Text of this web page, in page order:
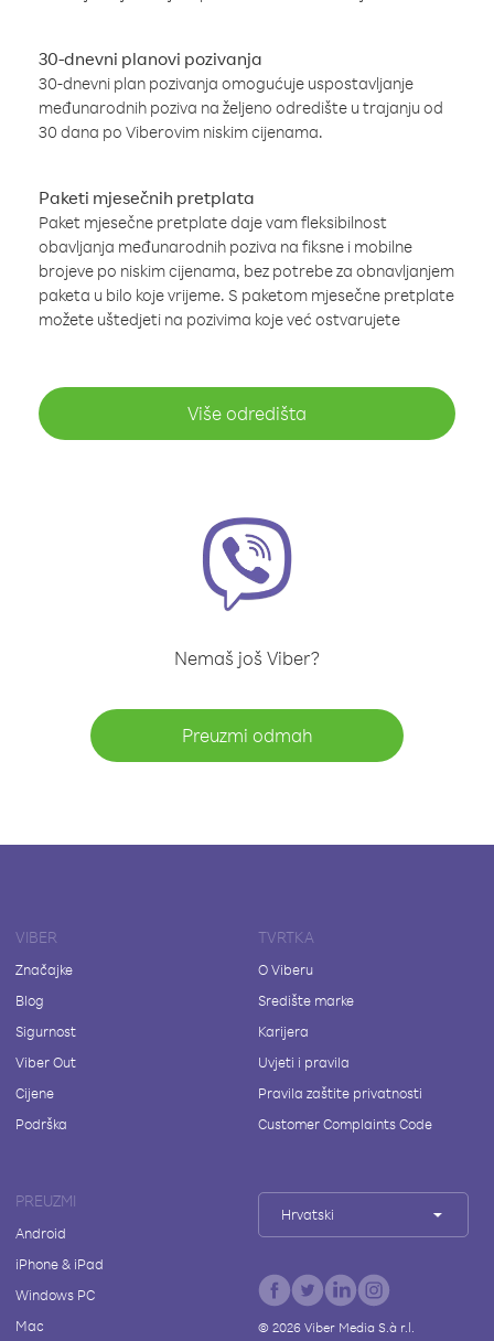
30-dnevni planovi pozivanja
30-dnevni plan pozivanja omogućuje uspostavljanje
međunarodnih poziva na željeno odredište u trajanju od
30 dana po Viberovim niskim cijenama.
Paketi mjesečnih pretplata
Paket mjesečne pretplate daje vam fleksibilnost
obavljanja međunarodnih poziva na fiksne i mobilne
brojeve po niskim cijenama, bez potrebe za obnavljanjem
paketa u bilo koje vrijeme. S paketom mjesečne pretplate
možete uštedjeti na pozivima koje već ostvarujete
Više odredišta
Nemaš još Viber?
Preuzmi odmah
VIBER
Značajke
Blog
Sigurnost
Viber Out
Cijene
Podrška
TVRTKA
O Viberu
Središte marke
Karijera
Uvjeti i pravila
Pravila zaštite privatnosti
Customer Complaints Code
PREUZMI
Android
iPhone & iPad
Windows PC
Mac
Hrvatski
© 2026Viber Media S.à r.l.